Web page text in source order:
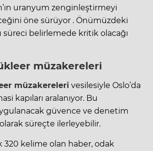
uranyum zenginleştirmeyi
öne sürüyor . Önümüzdeki
süreci belirlemede kritik olacağı
müzakereleri
müzakereleri vesilesiyle Oslo’da
kapıları aralanıyor. Bu
güvence ve denetim
olarak süreçte ilerleyebilir.
320 kelime olan haber, odak